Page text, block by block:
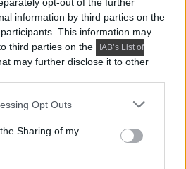
information by third parties on the
This information may
third parties on the
IAB’s List of
may further disclose it to other
app uses one or more Google
usage behaviour. You may click to
and its third-party tags to
purposes in below Google
Opt Outs
Sharing of my